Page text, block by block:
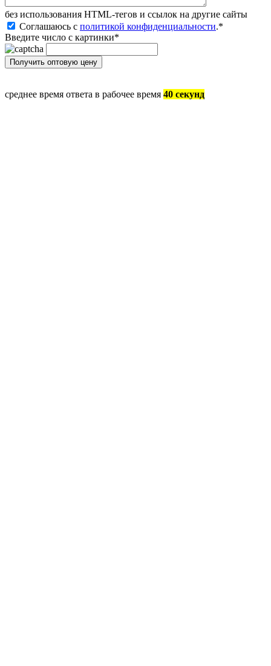
без иcпользования HTML-тегов и ссылок на другие сайты
Соглашаюсь с политикой конфиденциальности.*
Введите число с картинки*
среднее время ответа в рабочее время 40 секунд